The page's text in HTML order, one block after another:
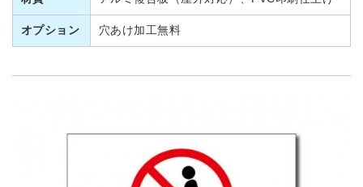
オプション 穴あけ加工無料